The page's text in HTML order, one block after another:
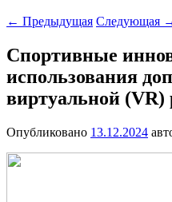
← Предыдущая Следующая
Спортивные
использования
виртуальной (VR)
Опубликовано 13.12.2024